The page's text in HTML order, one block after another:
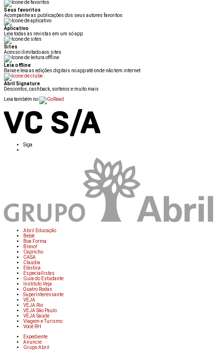
Seus favoritos
Acompanhe as publicações dos seus autores favoritos
Aplicativo
Leia todas as revistas em um só app
Sites
Acesso ilimitado aos sites
Leia offline
Baixe e leia as edições digitais no app até onde não tem internet
Abril Signature
Descontos, cashback, sorteios e muito mais
Leia também no
Siga
Abril Educação
Bebê
Boa Forma
Bravo!
Capricho
CASA
Claudia
Elástica
Especiallistas
Guia do Estudante
Instituto Veja
Quatro Rodas
Superinteressante
VEJA
VEJA Rio
VEJA São Paulo
VEJA Saúde
Viagem e Turismo
Você RH
Expediente
Anuncie
Grupo Abril